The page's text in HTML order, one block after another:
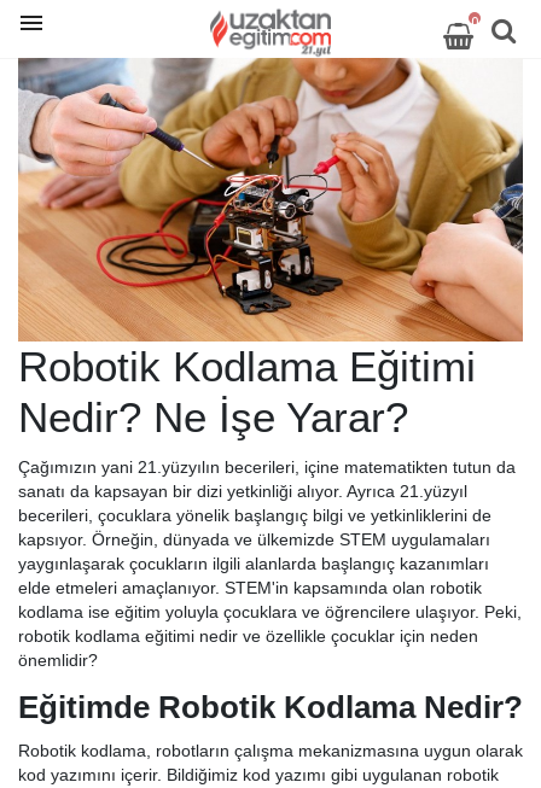
0
Robotik Kodlama Eğitimi
Nedir? Ne İşe Yarar?
Çağımızın yani 21.yüzyılın becerileri, içine matematikten tutun da
sanatı da kapsayan bir dizi yetkinliği alıyor. Ayrıca 21.yüzyıl
becerileri, çocuklara yönelik başlangıç bilgi ve yetkinliklerini de
kapsıyor. Örneğin, dünyada ve ülkemizde STEM uygulamaları
yaygınlaşarak çocukların ilgili alanlarda başlangıç kazanımları
elde etmeleri amaçlanıyor. STEM'in kapsamında olan robotik
kodlama ise eğitim yoluyla çocuklara ve öğrencilere ulaşıyor. Peki,
robotik kodlama eğitimi nedir ve özellikle çocuklar için neden
önemlidir?
Eğitimde Robotik Kodlama Nedir?
Robotik kodlama, robotların çalışma mekanizmasına uygun olarak
kod yazımını içerir. Bildiğimiz kod yazımı gibi uygulanan robotik